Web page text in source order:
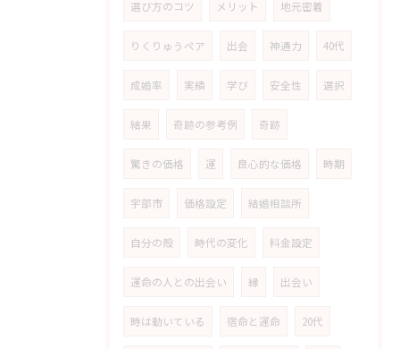
選び方のコツ メリット 地元密着
りくりゅうペア 出会 神通力 40代
成婚率 実績 学び 安全性 選択
結果 奇跡の参考例 奇跡
驚きの価格 運 良心的な価格 時期
宇部市 価格設定 結婚相談所
自分の殻 時代の変化 料金設定
運命の人との出会い 縁 出会い
時は動いている 宿命と運命 20代